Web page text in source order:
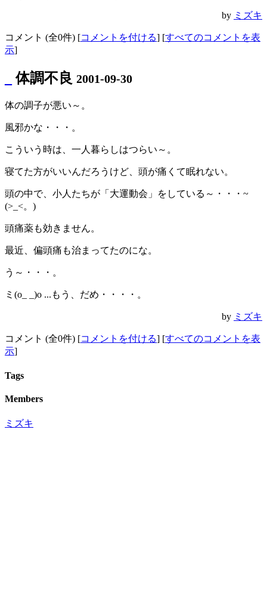
by ミズキ
コメント (全0件) [コメントを付ける] [すべてのコメントを表
示]
体調不良 2001-09-30
体の調子が悪い～。
風邪かな・・・。
こういう時は、一人暮らしはつらい～。
寝てた方がいいんだろうけど、頭が痛くて眠れない。
頭の中で、小人たちが「大運動会」をしている～・・・~
(>_<。)ゝ
頭痛薬も効きません。
最近、偏頭痛も治まってたのにな。
う～・・・。
ミ(o_ _)o ...もう、だめ・・・・。
by ミズキ
コメント (全0件) [コメントを付ける] [すべてのコメントを表
示]
Tags
Members
ミズキ